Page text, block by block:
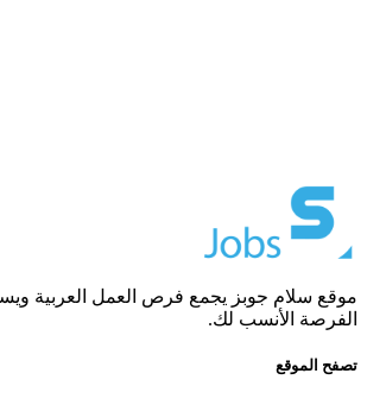
موقع سلام جوبز يجمع فرص العمل العربية
الفرصة الأنسب لك.
تصفح الموقع